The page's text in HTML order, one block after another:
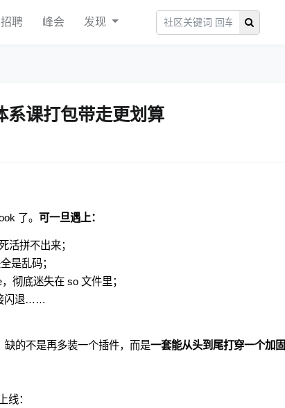
招聘 峰会 发现
系课打包带走更划算
了。 可一旦遇上：
活拼不出来；
是乱码；
彻底迷失在 so 文件里；
闪退……
缺的不是再多装一个插件，而是一套能从头到尾打穿一个加固
线：